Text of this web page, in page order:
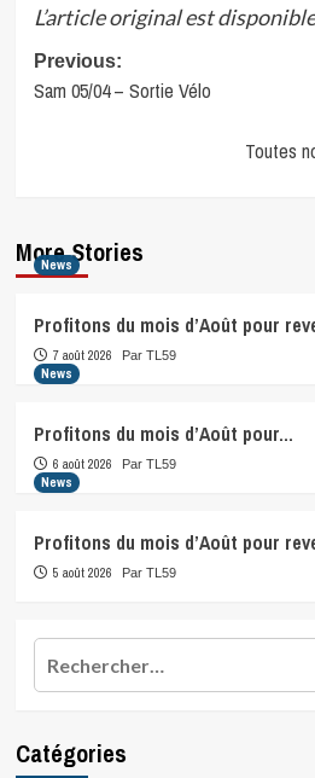
L’article original est
Post
navigation
Previous:
Sam 05/04 – Sortie Vélo
Toutes
More Stories
News
Profitons du mois d’Août pour
7 août 2026 Par TL59
News
Profitons du mois d’Août pour…
6 août 2026 Par TL59
News
Profitons du mois d’Août pour
5 août 2026 Par TL59
Catégories